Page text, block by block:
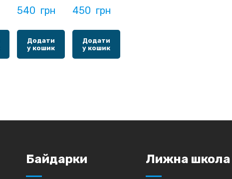
540  грн
Додати
у кошик
450  грн
Додати
у кошик
Байдарки Лижна школа